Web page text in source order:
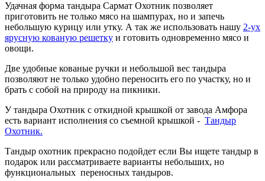
Удачная форма тандыра Сармат Охотник позволяет
приготовить не только мясо на шампурах, но и запечь
небольшую курицу или утку. А так же использовать нашу 2-ух
ярусную кованую решетку и готовить одновременно мясо и
овощи.
Две удобные кованые ручки и небольшой вес тандыра
позволяют не только удобно переносить его по участку, но и
брать с собой на природу на пикники.
У тандыра Охотник с откидной крышкой от завода Амфора
есть вариант исполнения со съемной крышкой - Тандыр
Охотник.
Тандыр охотник прекрасно подойдет если Вы ищете тандыр в
подарок или рассматриваете варианты небольших, но
функциональных переносных тандыров.